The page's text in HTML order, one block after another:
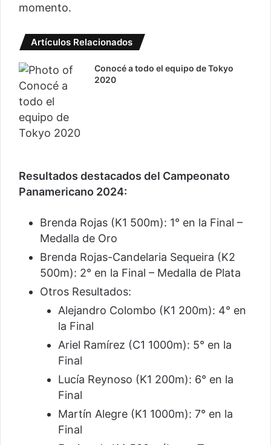
momento.
Artículos Relacionados
Conocé a todo el equipo de Tokyo
2020
Resultados destacados del Campeonato
Panamericano 2024:
Brenda Rojas (K1 500m): 1° en la Final –
Medalla de Oro
Brenda Rojas-Candelaria Sequeira (K2
500m): 2° en la Final – Medalla de Plata
Otros Resultados:
Alejandro Colombo (K1 200m): 4° en
la Final
Ariel Ramírez (C1 1000m): 5° en la
Final
Lucía Reynoso (K1 200m): 6° en la
Final
Martín Alegre (K1 1000m): 7° en la
Final